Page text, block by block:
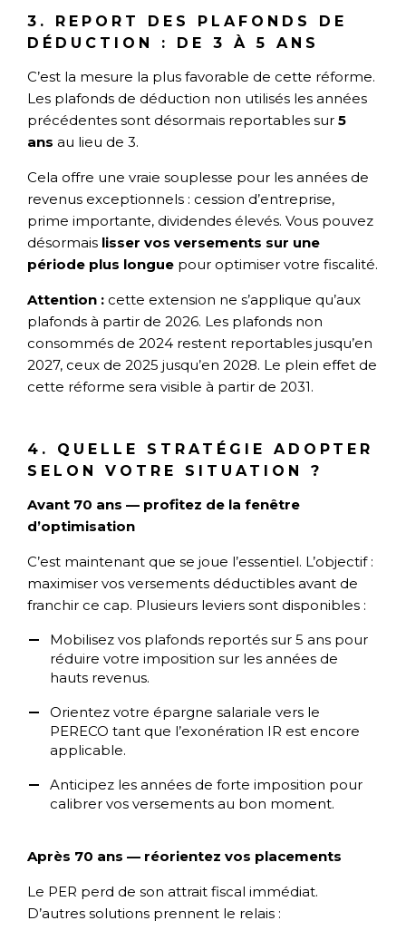
3. REPORT DES PLAFONDS DE
DÉDUCTION : DE 3 À 5 ANS
C’est la mesure la plus favorable de cette réforme.
Les plafonds de déduction non utilisés les années
précédentes sont désormais reportables sur 5
ans au lieu de 3.
Cela offre une vraie souplesse pour les années de
revenus exceptionnels : cession d’entreprise,
prime importante, dividendes élevés. Vous pouvez
désormais lisser vos versements sur une
période plus longue pour optimiser votre fiscalité.
Attention : cette extension ne s’applique qu’aux
plafonds à partir de 2026. Les plafonds non
consommés de 2024 restent reportables jusqu’en
2027, ceux de 2025 jusqu’en 2028. Le plein effet de
cette réforme sera visible à partir de 2031.
4. QUELLE STRATÉGIE ADOPTER
SELON VOTRE SITUATION ?
Avant 70 ans — profitez de la fenêtre
d’optimisation
C’est maintenant que se joue l’essentiel. L’objectif :
maximiser vos versements déductibles avant de
franchir ce cap. Plusieurs leviers sont disponibles :
Mobilisez vos plafonds reportés sur 5 ans pour
réduire votre imposition sur les années de
hauts revenus.
Orientez votre épargne salariale vers le
PERECO tant que l’exonération IR est encore
applicable.
Anticipez les années de forte imposition pour
calibrer vos versements au bon moment.
Après 70 ans — réorientez vos placements
Le PER perd de son attrait fiscal immédiat.
D’autres solutions prennent le relais :